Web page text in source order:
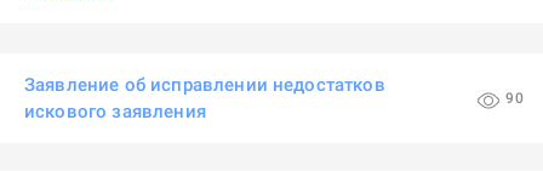
Заявление об исправлении недостатков
искового заявления
90